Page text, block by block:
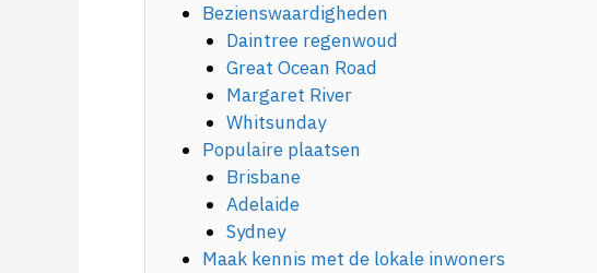
Bezienswaardigheden
Daintree regenwoud
Great Ocean Road
Margaret River
Whitsunday
Populaire plaatsen
Brisbane
Adelaide
Sydney
Maak kennis met de lokale inwoners